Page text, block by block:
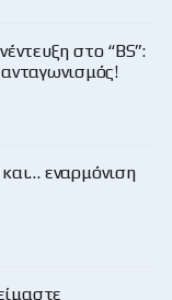
στο “BS”:
εναρμόνιση